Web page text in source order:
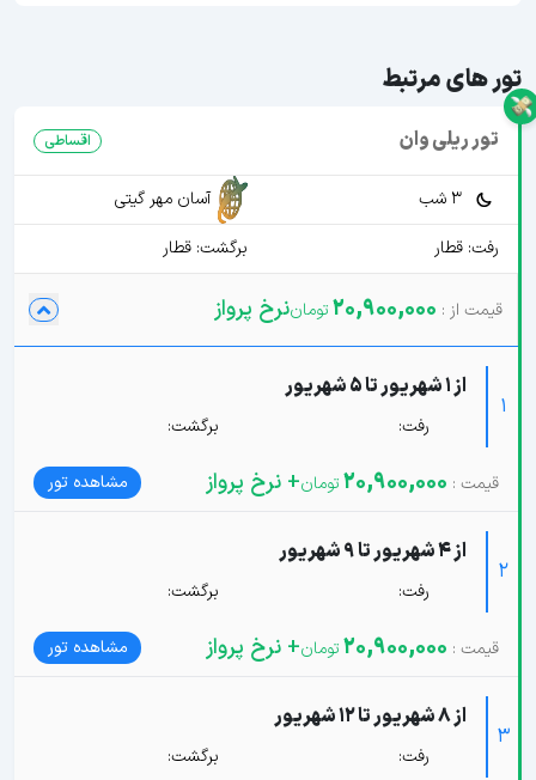
تور های مرتبط
تور ریلی وان اقساطی
3 شب
آسان مهر گیتی
رفت: قطار
برگشت: قطار
20,900,000 نرخ پرواز
1
از 1 شهریور تا 5 شهریور
رفت: برگشت:
20,900,000 + نرخ پرواز مشاهده تور
2
از 4 شهریور تا 9 شهریور
رفت: برگشت:
20,900,000 + نرخ پرواز مشاهده تور
3
از 8 شهریور تا 12 شهریور
رفت: برگشت: